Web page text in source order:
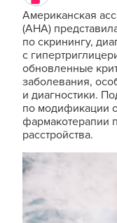
Американская
(AHA)
по скринингу,
с
обновленные
заболевания,
и диагностики.
по модификации
фармакотерапии
расстройства.